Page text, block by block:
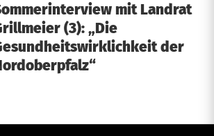
mit Landrat
(3): „Die
der